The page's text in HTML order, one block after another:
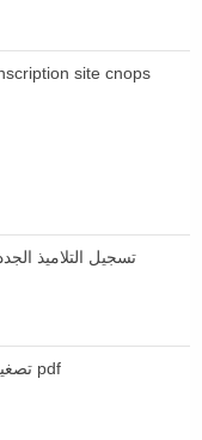
تسجيل التلاميذ
تصغير دروس التربية الإسلامية ثانية باك pdf